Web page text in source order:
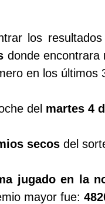
los
donde encontrara
en los últimos
del martes 4
secos del
jugado en la
mayor fue: